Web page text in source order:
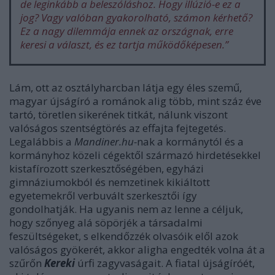
de leginkább a beleszóláshoz. Hogy illúzió-e ez a
jog? Vagy valóban gyakorolható, számon kérhető?
Ez a nagy dilemmája ennek az országnak, erre
keresi a választ, és ez tartja működőképesen.”
Lám, ott az osztályharcban látja egy éles szemű,
magyar újságíró a románok alig több, mint száz éve
tartó, töretlen sikerének titkát, nálunk viszont
valóságos szentségtörés az effajta fejtegetés.
Legalábbis a Mandiner.hu-nak a kormánytól és a
kormányhoz közeli cégektől származó hirdetésekkel
kistafírozott szerkesztőségében, egyházi
gimnáziumokból és nemzetinek kikiáltott
egyetemekről verbuvált szerkesztői így
gondolhatják. Ha ugyanis nem az lenne a céljuk,
hogy szőnyeg alá söpörjék a társadalmi
feszültségeket, s elkendőzzék olvasóik elől azok
valóságos gyökerét, akkor aligha engedték volna át a
szűrőn Kereki úrfi zagyvaságait. A fiatal újságíróét,